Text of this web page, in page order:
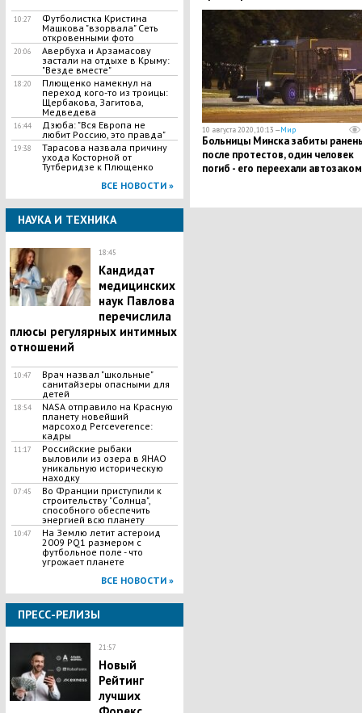
10:27
Футболистка Кристина
Машкова "взорвала" Сеть
откровенными фото
20:06
Авербуха и Арзамасову
застали на отдыхе в Крыму:
"Везде вместе"
18:20
Плющенко намекнул на
переход кого-то из троицы:
Щербакова, Загитова,
Медведева
16:44
Дзюба: "Вся Европа не
любит Россию, это правда"
19:38
Тарасова назвала причину
ухода Косторной от
Тутберидзе к Плющенко
ВСЕ НОВОСТИ »
НАУКА И ТЕХНИКА
18:45
Кандидат
медицинских
наук Павлова
перечислила
плюсы регулярных интимных
отношений
10:47
Врач назвал "школьные"
санитайзеры опасными для
детей
18:54
​NASA отправило на Красную
планету новейший
марсоход Perceverence:
кадры
11:17
Российские рыбаки
выловили из озера в ЯНАО
уникальную историческую
находку
07:45
Во Франции приступили к
строительству "Солнца",
способного обеспечить
энергией всю планету
10:47
На Землю летит астероид
2009 PQ1 размером с
футбольное поле - что
угрожает планете
ВСЕ НОВОСТИ »
ПРЕСС-РЕЛИЗЫ
21:57
Новый
Рейтинг
лучших
10 августа 2020, 10:13 —Мир
Больницы Минска забиты
после протестов, один человек
погиб - его переехали автозаком